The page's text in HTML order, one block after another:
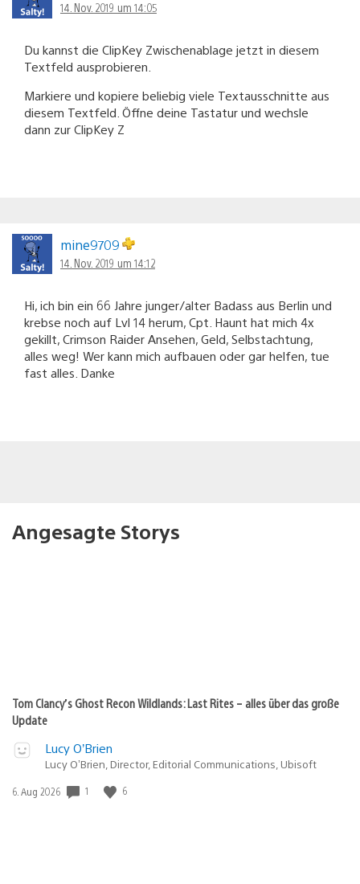
14. Nov. 2019 um 14:05
Du kannst die ClipKey Zwischenablage jetzt in diesem
Textfeld ausprobieren.
Markiere und kopiere beliebig viele Textausschnitte aus
diesem Textfeld. Öffne deine Tastatur und wechsle
dann zur ClipKey Z
mine9709
14. Nov. 2019 um 14:12
Hi, ich bin ein 66 Jahre junger/alter Badass aus Berlin und
krebse noch auf Lvl 14 herum, Cpt. Haunt hat mich 4x
gekillt, Crimson Raider Ansehen, Geld, Selbstachtung,
alles weg! Wer kann mich aufbauen oder gar helfen, tue
fast alles. Danke
Angesagte Storys
Tom Clancy’s Ghost Recon Wildlands: Last Rites – alles über das große
Update
Lucy O’Brien
Lucy O’Brien, Director, Editorial Communications, Ubisoft
Veröffentlichungsdatum:
6. Aug 2026 1 6